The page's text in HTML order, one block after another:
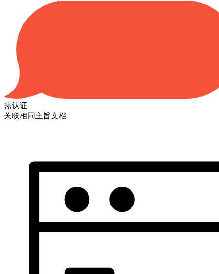
需认证
关联相同主旨文档